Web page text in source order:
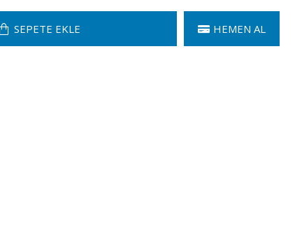
SEPETE EKLE HEMEN AL